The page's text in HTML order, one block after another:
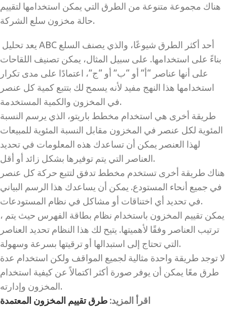
هناك مجموعة متنوعة من الطرق التي يمكن استخدامها لتقييم
حالة مخزون سلع الشركة.
بناءً على استخدامها. على سبيل المثال، يمكن تصنيف اللقاحات
على أنها عناصر “أ” أو “ب” أو “ج”، اعتمادًا على مدى تكرار
استخدامها هذا النهج مفيد لأنه يسمح لك بتتبع كمية كل عنصر
في المخزون والكمية المستخدمة.
طريقة أخرى هي استخدام مخطط باريتو، الذي يرسم النسبة
المئوية لكل عنصر في المخزون مقابل النسبة المئوية للمبيعات
لهذا العنصر يمكن أن تساعدك هذه المعلومات في تحديد
العناصر التي يتم توفيرها بشكل زائد أو أقل.
هناك طريقة أخرى تستخدم مخطط تدفق لتتبع حركة كل عنصر
في جميع أنحاء المستودع. يمكن أن يساعدك هذا الرسم البياني
في تحديد أي اختناقات أو مشاكل في نظام المستودعات.
، يمكن تقييم المخزون باستخدام نظام بطاقة الفهرس حيث يتم
ترتيب العناصر وفقًا لأهميتها. يتيح لك هذا النظام تحديد العناصر
التي تحتاج إلى استبدالها أو ترقيتها بسرعة وسهولة.
لا توجد طريقة واحدة مثالية لجميع المواقف ولكن استخدام عدة
طرق معًا يمكن أن يوفر صورة أكثر اكتمالاً عن كيفية استخدام
المخزون وإدارته.
اقرأ المزيد: طرق تقييم المخزون المعتمدة